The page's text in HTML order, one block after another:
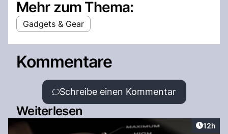
Mehr zum Thema:
Gadgets & Gear
Kommentare
Schreibe einen Kommentar
Weiterlesen
Artikel
12h